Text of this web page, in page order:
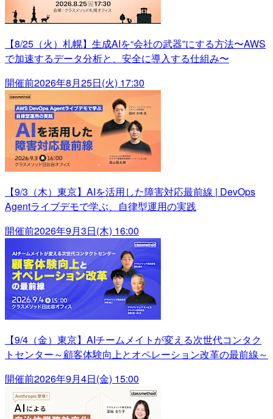
【8/25（火）札幌】生成AIを“会社の武器”にする方法〜AWS
で加速するデータ分析と、安全に導入する仕組み〜
開催前2026年8月25日(火) 17:30
【9/3（木）東京】AIを活用した障害対応最前線 | DevOps
Agentライブデモで学ぶ、自律型運用の実践
開催前2026年9月3日(木) 16:00
【9/4（金）東京】AIチームメイトが変える次世代コンタク
トセンター～顧客体験向上とオペレーション改革の最前線～
開催前2026年9月4日(金) 15:00